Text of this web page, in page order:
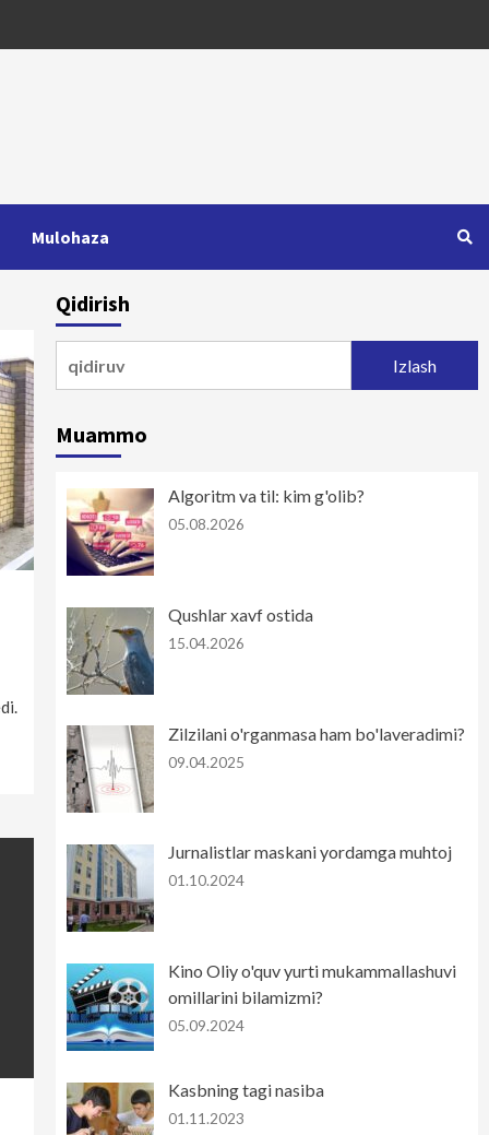
Mulohaza
Qidirish
Muammo
Algoritm va til: kim g'olib?
05.08.2026
Qushlar xavf ostida
15.04.2026
Zilzilani o'rganmasa ham bo'laveradimi?
09.04.2025
Jurnalistlar maskani yordamga muhtoj
01.10.2024
Kino Oliy o'quv yurti mukammallashuvi
omillarini bilamizmi?
05.09.2024
Kasbning tagi nasiba
01.11.2023